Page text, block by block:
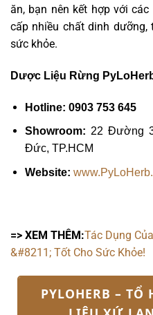
ăn, bạn nên kết hợp với
cấp nhiều chất dinh
sức khỏe.
Dược Liệu Rừng
Hotline: 0903 753 645
Showroom: 22 Đường
Đức, TP.HCM
Website:
=> XEM THÊM:Tác Dụng
&#8211; Tốt Cho Sức Khỏe!
PYLOHERB – TỔ